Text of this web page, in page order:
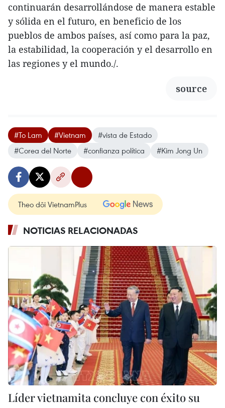
continuarán desarrollándose de manera estable
y sólida en el futuro, en beneficio de los
pueblos de ambos países, así como para la paz,
la estabilidad, la cooperación y el desarrollo en
las regiones y el mundo./.
source
#To Lam #Vietnam
#vista de Estado
#Corea del Norte
#confianza política #Kim Jong Un
Theo dõi VietnamPlus
NOTICIAS RELACIONADAS
Líder vietnamita concluye con éxito su